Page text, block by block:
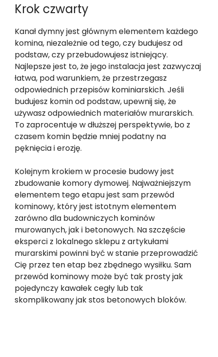
Krok czwarty
Kanał dymny jest głównym elementem każdego
komina, niezależnie od tego, czy budujesz od
podstaw, czy przebudowujesz istniejący.
Najlepsze jest to, że jego instalacja jest zazwyczaj
łatwa, pod warunkiem, że przestrzegasz
odpowiednich przepisów kominiarskich. Jeśli
budujesz komin od podstaw, upewnij się, że
używasz odpowiednich materiałów murarskich.
To zaprocentuje w dłuższej perspektywie, bo z
czasem komin będzie mniej podatny na
pęknięcia i erozję.
Kolejnym krokiem w procesie budowy jest
zbudowanie komory dymowej. Najważniejszym
elementem tego etapu jest sam przewód
kominowy, który jest istotnym elementem
zarówno dla budowniczych kominów
murowanych, jak i betonowych. Na szczęście
eksperci z lokalnego sklepu z artykułami
murarskimi powinni być w stanie przeprowadzić
Cię przez ten etap bez zbędnego wysiłku. Sam
przewód kominowy może być tak prosty jak
pojedynczy kawałek cegły lub tak
skomplikowany jak stos betonowych bloków.